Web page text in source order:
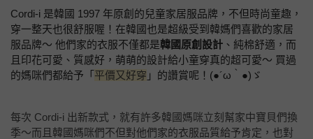
Cordi-i 是韓國 1997 年原創的兒童家居服品牌，不但時尚童趣，
穿一整天也很舒服喔！在韓國也是超級受到韓媽們喜歡的家居
服品牌～ 他們家的衣服不僅都是韓國原創設計 、純棉舒適，而
且印花可愛、質感好，萌萌的設計給小童穿真的超可愛～ 買過
的媽咪們都給予「 平價又好穿 」的讚賞呢！(●´ω｀●)ゞ